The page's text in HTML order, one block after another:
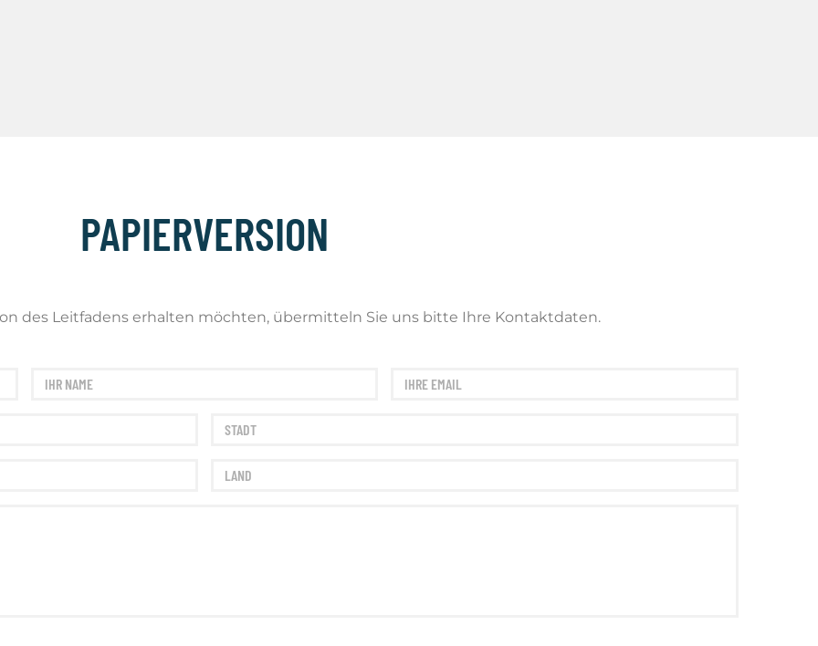
PAPIERVERSION
des Leitfadens erhalten möchten, übermitteln Sie uns bitte Ihre Kontaktdaten.